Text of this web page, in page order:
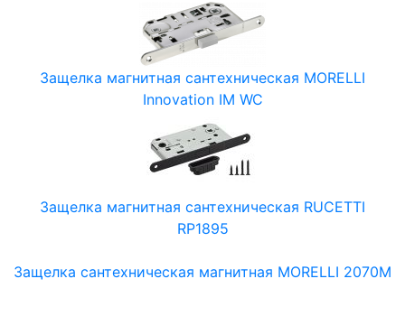
Защелка магнитная сантехническая MORELLI
Innovation IM WC
Защелка магнитная сантехническая RUCETTI
RP1895
Защелка сантехническая магнитная MORELLI 2070M